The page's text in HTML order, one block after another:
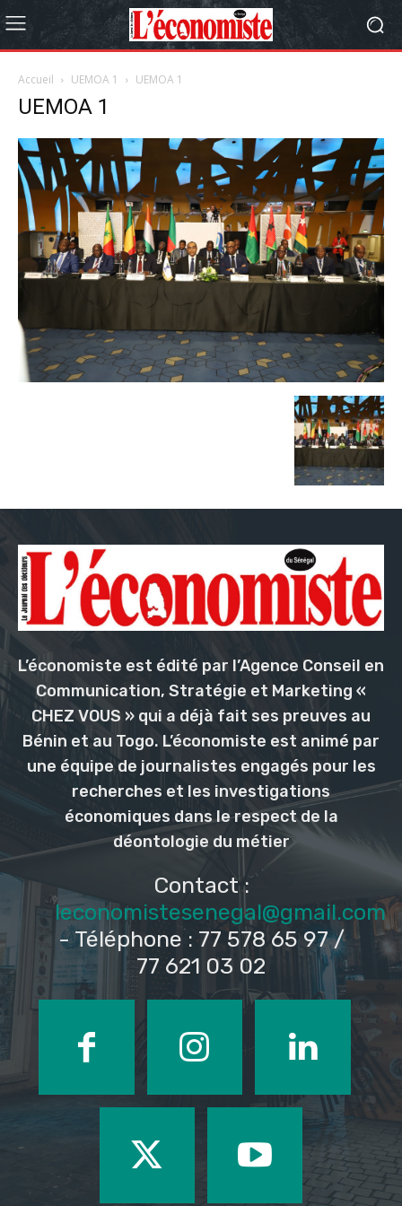
Accueil UEMOA 1 UEMOA 1
UEMOA 1
L’économiste est édité par l’Agence Conseil en
Communication, Stratégie et Marketing «
CHEZ VOUS » qui a déjà fait ses preuves au
Bénin et au Togo. L’économiste est animé par
une équipe de journalistes engagés pour les
recherches et les investigations
économiques dans le respect de la
déontologie du métier
Contact :
leconomistesenegal@gmail.com
- Téléphone : 77 578 65 97 /
77 621 03 02